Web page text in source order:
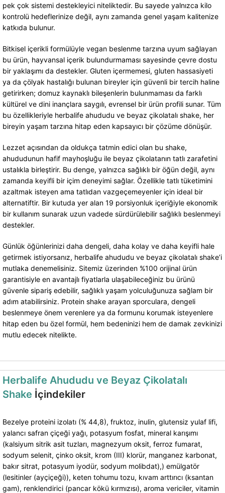
pek çok sistemi destekleyici niteliktedir. Bu sayede yalnızca kilo
kontrolü hedeflerinize değil, aynı zamanda genel yaşam kalitenize
katkıda bulunur.
Bitkisel içerikli formülüyle vegan beslenme tarzına uyum sağlayan
bu ürün, hayvansal içerik bulundurmaması sayesinde çevre dostu
bir yaklaşımı da destekler. Gluten içermemesi, gluten hassasiyeti
ya da çölyak hastalığı bulunan bireyler için güvenli bir tercih haline
getirirken; domuz kaynaklı bileşenlerin bulunmaması da farklı
kültürel ve dini inançlara saygılı, evrensel bir ürün profili sunar. Tüm
bu özellikleriyle herbalife ahududu ve beyaz çikolatalı shake, her
bireyin yaşam tarzına hitap eden kapsayıcı bir çözüme dönüşür.
Lezzet açısından da oldukça tatmin edici olan bu shake,
ahududunun hafif mayhoşluğu ile beyaz çikolatanın tatlı zarafetini
ustalıkla birleştirir. Bu denge, yalnızca sağlıklı bir öğün değil, aynı
zamanda keyifli bir içim deneyimi sağlar. Özellikle tatlı tüketimini
azaltmak isteyen ama tatlıdan vazgeçemeyenler için ideal bir
alternatiftir. Bir kutuda yer alan 19 porsiyonluk içeriğiyle ekonomik
bir kullanım sunarak uzun vadede sürdürülebilir sağlıklı beslenmeyi
destekler.
Günlük öğünlerinizi daha dengeli, daha kolay ve daha keyifli hale
getirmek istiyorsanız, herbalife ahududu ve beyaz çikolatalı shake’i
mutlaka denemelisiniz. Sitemiz üzerinden %100 orijinal ürün
garantisiyle en avantajlı fiyatlarla ulaşabileceğiniz bu ürünü
güvenle sipariş edebilir, sağlıklı yaşam yolculuğunuza sağlam bir
adım atabilirsiniz. Protein shake arayan sporculara, dengeli
beslenmeye önem verenlere ya da formunu korumak isteyenlere
hitap eden bu özel formül, hem bedeninizi hem de damak zevkinizi
mutlu edecek nitelikte.
Herbalife Ahududu ve Beyaz Çikolatalı
Shake İçindekiler
Bezelye proteini izolatı (% 44,8), fruktoz, inulin, glutensiz yulaf lifi,
yalancı safran çiçeği yağı, potasyum fosfat, mineral karışımı
(kalsiyum sitrik asit tuzları, magnezyum oksit, ferroz fumarat,
sodyum selenit, çinko oksit, krom (III) klorür, manganez karbonat,
bakır sitrat, potasyum iyodür, sodyum molibdat),) emülgatör
(lesitinler (ayçiçeği)), keten tohumu tozu, kıvam arttırıcı (ksantan
gam), renklendirici (pancar kökü kırmızısı), aroma vericiler, vitamin